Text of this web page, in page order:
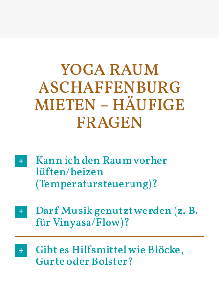
YOGA RAUM
ASCHAFFENBURG
MIETEN – HÄUFIGE
FRAGEN
Kann ich den Raum vorher
lüften/heizen
(Temperatursteuerung)?
Darf Musik genutzt werden (z. B.
für Vinyasa/Flow)?
Gibt es Hilfsmittel wie Blöcke,
Gurte oder Bolster?